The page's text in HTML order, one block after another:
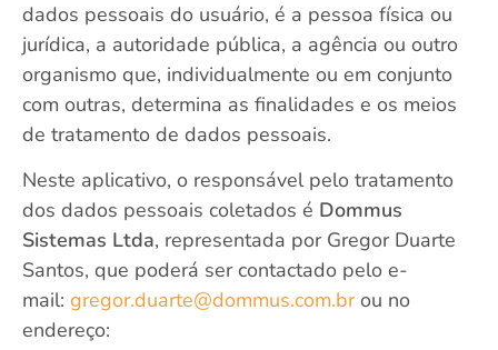
dados pessoais do usuário, é a pessoa física ou
jurídica, a autoridade pública, a agência ou outro
organismo que, individualmente ou em conjunto
com outras, determina as finalidades e os meios
de tratamento de dados pessoais.
Neste aplicativo, o responsável pelo tratamento
dos dados pessoais coletados é Dommus
Sistemas Ltda, representada por Gregor Duarte
Santos, que poderá ser contactado pelo e-
mail: gregor.duarte@dommus.com.brou no
endereço: